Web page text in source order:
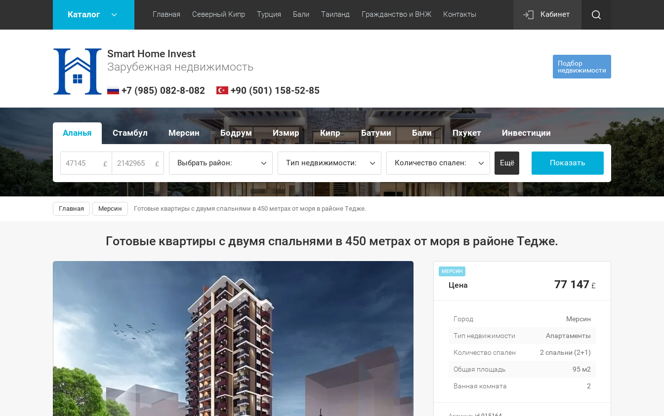
Каталог Главная Северный Кипр Турция Бали Таиланд Гражданство и ВНЖ Контакты Кабинет
Smart Home Invest
Зарубежная недвижимость
+7 (985) 082-8-082 +90 (501) 158-52-85
Подбор
недвижимости
£ £ Выбрать район: Тип недвижимости: Количество спален:
Аланья Стамбул Мерсин Бодрум Измир Кипр Батуми Бали Пхукет Инвестиции
Ещё Показать
Главная Мерсин Готовые квартиры с двумя спальнями в 450 метрах от моря в районе Тедже.
Готовые квартиры с двумя спальнями в 450 метрах от моря в районе Тедже.
МЕРСИН
Цена 77 147 £
Город Мерсин
Тип недвижимости Апартаменты
Количество спален 2 спальни (2+1)
Общая площадь 95 м2
Ванная комната 2